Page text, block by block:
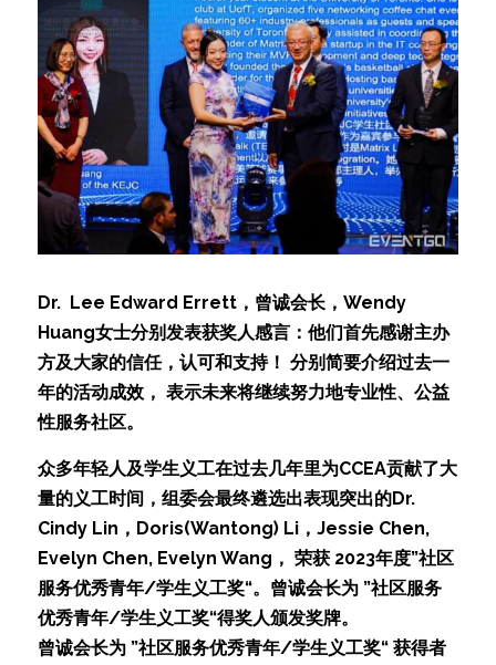
Dr.  Lee Edward Errett，曾诚会长，Wendy
Huang女士分别发表获奖人感言：他们首先感谢主办
方及大家的信任，认可和支持！ 分别简要介绍过去一
年的活动成效， 表示未来将继续努力地专业性、公益
性服务社区。
众多年轻人及学生义工在过去几年里为CCEA贡献了大
量的义工时间，组委会最终遴选出表现突出的Dr.
Cindy Lin，Doris(Wantong) Li，Jessie Chen,
Evelyn Chen, Evelyn Wang， 荣获 2023年度”社区
服务优秀青年/学生义工奖“。曾诚会长为 ”社区服务
优秀青年/学生义工奖“得奖人颁发奖牌。
曾诚会长为 ”社区服务优秀青年/学生义工奖“ 获得者